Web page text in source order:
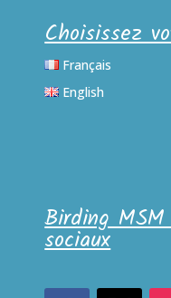
Choisissez
Français
English
Birding
sociaux